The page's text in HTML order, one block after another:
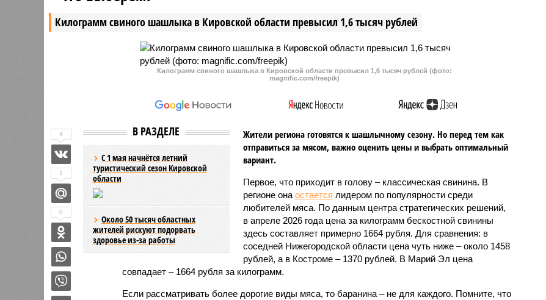
перевозчика будет действовать
пересадочный тариф между
Москвы.
Новгорода без торгов приобрел
рублей у фирмы, опыт которой на
месяца.
Килограмм свиного шашлыка в Кировской области превысил 1,6 тысяч рублей
Килограмм свиного шашлыка в Кировской области превысил 1,6 тысяч рублей (фото:
magnific.com/freepik)
В РАЗДЕЛЕ
С 1 мая начнётся летний
туристический сезон Кировской
области
Около 50 тысяч областных
жителей рискуют подорвать
здоровье из-за работы
Жители региона готовятся к шашлычному сезону. Но перед тем как
отправиться за мясом, важно оценить цены и выбрать оптимальный
вариант.
Первое, что приходит в голову – классическая свинина. В
регионе она остается лидером по популярности среди
любителей мяса. По данным центра стратегических решений,
в апреле 2026 года цена за килограмм бескостной свинины
здесь составляет примерно 1664 рубля. Для сравнения: в
соседней Нижегородской области цена чуть ниже – около 1458
рублей, а в Костроме – 1370 рублей. В Марий Эл цена
совпадает – 1664 рубля за килограмм.
Если рассматривать более дорогие виды мяса, то баранина – не для каждого. Помните, что
4
1
0